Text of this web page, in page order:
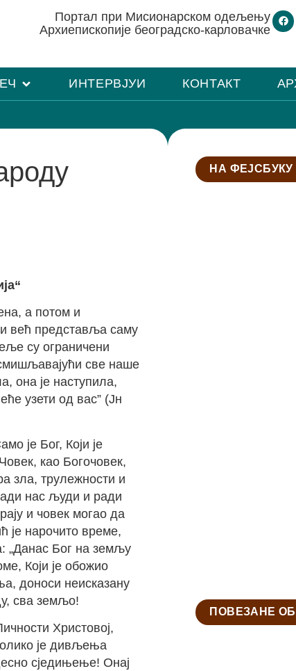
Портал при Мисионарском одељењу
Архиепископије београдско-карловачке
ИНТЕРВЈУИ КОНТАКТ
а потом и
већ представља саму
су ограничени
све наше
она је наступила,
узети од вас” (Јн
је Бог, Који је
као Богочовек,
зла, трулежности и
нас људи и ради
и човек могао да
је нарочито време,
„Данас Бог на земљу
Који је обожио
доноси неисказану
сва земљо!
Христовој,
је дивљења
сједињење! Онај
НА ФЕЈСБУКУ
ПОВЕЗАНЕ